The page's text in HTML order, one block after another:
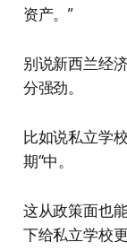
资产。”
别说新西兰经
分强劲。
比如说私立学
期“中。
这从政策面也
下给私立学校